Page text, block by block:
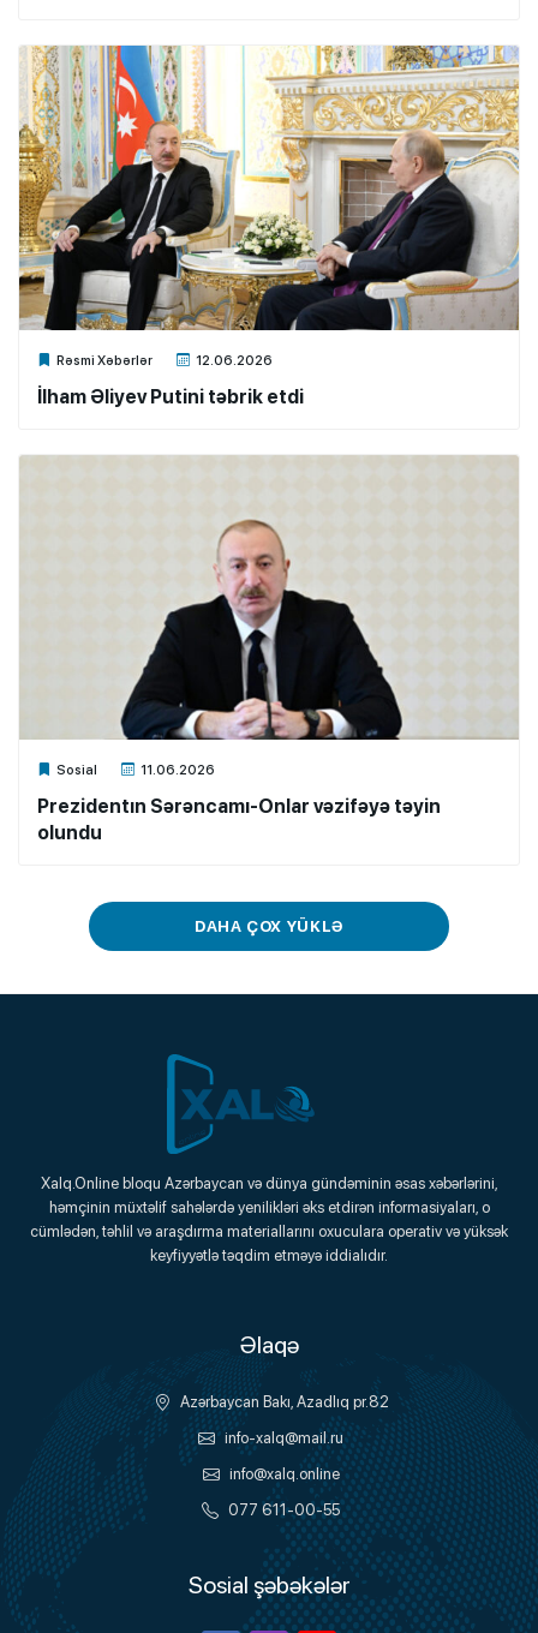
Rəsmi Xəbərlər 12.06.2026
Xalq.Online
İlham Əliyev Putini təbrik etdi
Sosial 11.06.2026
Xalq.Online
Prezidentın Sərəncamı-Onlar vəzifəyə təyin
olundu
DAHA ÇOX YÜKLƏ
Xalq.Online
Onlayn Platforma
Xalq.Online bloqu Azərbaycan və dünya gündəminin əsas xəbərlərini,
həmçinin müxtəlif sahələrdə yenilikləri əks etdirən informasiyaları, o
cümlədən, təhlil və araşdırma materiallarını oxuculara operativ və yüksək
keyfiyyətlə təqdim etməyə iddialıdır.
Əlaqə
Azərbaycan Bakı, Azadlıq pr.82
info-xalq@mail.ru
info@xalq.online
077 611-00-55
Sosial şəbəkələr